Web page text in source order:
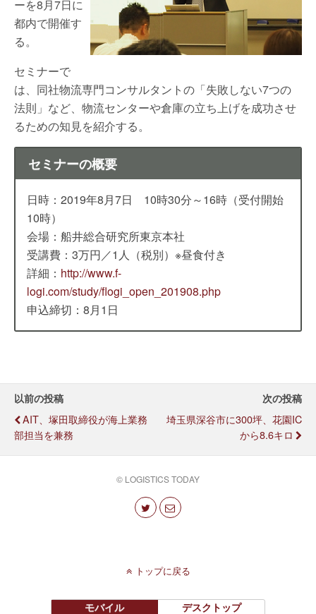
ーを8月7日に
都内で開催す
る。
セミナーで
は、同社物流専門コンサルタントの「失敗しない7つの
法則」など、物流センターや倉庫の立ち上げを成功させ
るための知見を紹介する。
セミナーの概要
日時：2019年8月7日 10時30分～16時（受付開始
10時）
会場：船井総合研究所東京本社
受講費：3万円／1人（税別）※昼食付き
詳細： http://www.f-
logi.com/study/flogi_open_201908.php
申込締切：8月1日
以前の投稿
AIT、塚田取締役が海上業務
部担当を兼務
次の投稿
埼玉県深谷市に300坪、花園IC
から8.6キロ
© LOGISTICS TODAY
トップに戻る
モバイル デスクトップ